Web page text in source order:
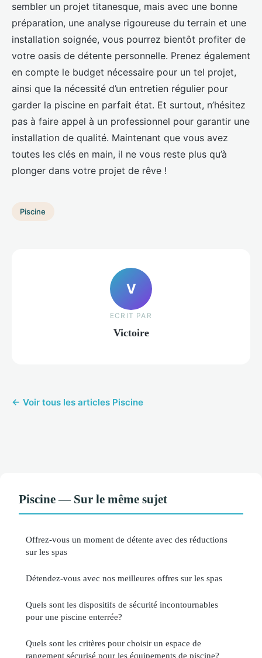
sembler un projet titanesque, mais avec une bonne
préparation, une analyse rigoureuse du terrain et une
installation soignée, vous pourrez bientôt profiter de
votre oasis de détente personnelle. Prenez également
en compte le budget nécessaire pour un tel projet,
ainsi que la nécessité d’un entretien régulier pour
garder la piscine en parfait état. Et surtout, n’hésitez
pas à faire appel à un professionnel pour garantir une
installation de qualité. Maintenant que vous avez
toutes les clés en main, il ne vous reste plus qu’à
plonger dans votre projet de rêve !
Piscine
V
ECRIT PAR
Victoire
← Voir tous les articles Piscine
Piscine — Sur le même sujet
Offrez-vous un moment de détente avec des réductions
sur les spas
Détendez-vous avec nos meilleures offres sur les spas
Quels sont les dispositifs de sécurité incontournables
pour une piscine enterrée?
Quels sont les critères pour choisir un espace de
rangement sécurisé pour les équipements de piscine?